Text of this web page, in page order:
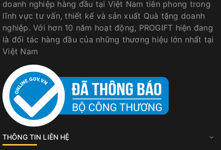
doanh nghiệp hàng đầu tại Việt Nam tiên phong trong
lĩnh vực tư vấn, thiết kế và sản xuất Quà tặng doanh
nghiệp. Với hơn 10 năm hoạt động, PROGIFT hiện đang
là đối tác hàng đầu của những thương hiệu lớn nhất tại
Việt Nam
THÔNG TIN LIÊN HỆ